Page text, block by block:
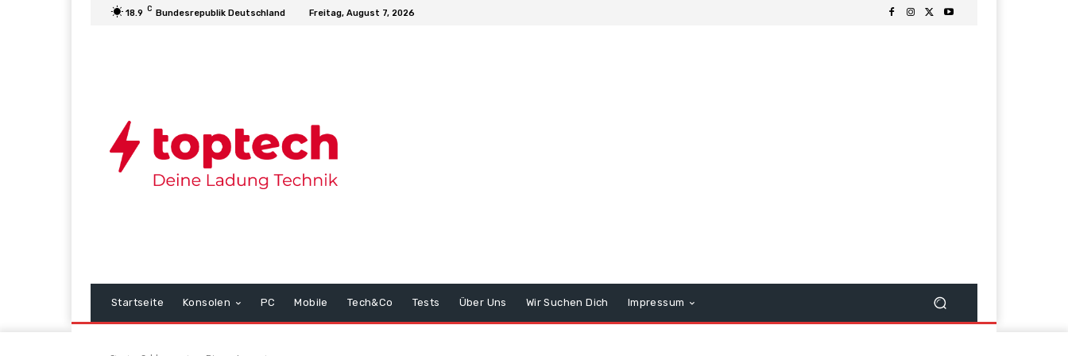
18.9 C Bundesrepublik Deutschland Freitag, August 7, 2026
Startseite Konsolen PC Mobile Tech&Co Tests Über Uns Wir Suchen Dich Impressum